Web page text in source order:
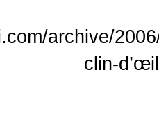
archive/
clin-